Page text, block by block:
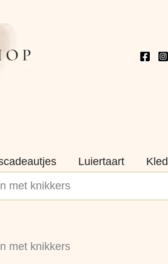
Luiertaart
met knikkers
met knikkers